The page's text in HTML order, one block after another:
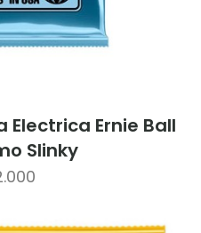
Ernie Ball
Slinky